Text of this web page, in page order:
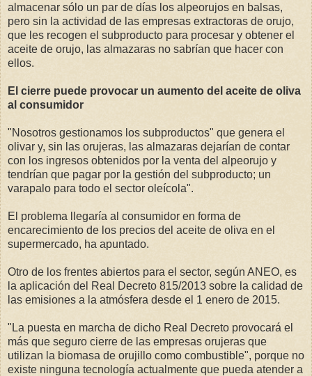
almacenar sólo un par de días los alpeorujos en balsas,
pero sin la actividad de las empresas extractoras de orujo,
que les recogen el subproducto para procesar y obtener el
aceite de orujo, las almazaras no sabrían que hacer con
ellos.
El cierre puede provocar un aumento del aceite de oliva
al consumidor
"Nosotros gestionamos los subproductos" que genera el
olivar y, sin las orujeras, las almazaras dejarían de contar
con los ingresos obtenidos por la venta del alpeorujo y
tendrían que pagar por la gestión del subproducto; un
varapalo para todo el sector oleícola".
El problema llegaría al consumidor en forma de
encarecimiento de los precios del aceite de oliva en el
supermercado, ha apuntado.
Otro de los frentes abiertos para el sector, según ANEO, es
la aplicación del Real Decreto 815/2013 sobre la calidad de
las emisiones a la atmósfera desde el 1 enero de 2015.
"La puesta en marcha de dicho Real Decreto provocará el
más que seguro cierre de las empresas orujeras que
utilizan la biomasa de orujillo como combustible", porque no
existe ninguna tecnología actualmente que pueda atender a